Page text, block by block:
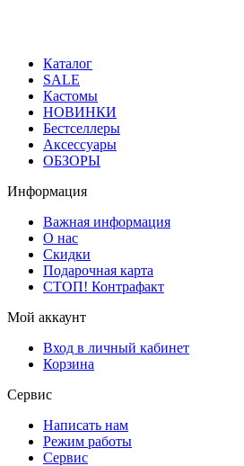
Каталог
SALE
Кастомы
НОВИНКИ
Бестселлеры
Аксессуары
ОБЗОРЫ
Информация
Важная информация
О нас
Скидки
Подарочная карта
СТОП! Контрафакт
Мой аккаунт
Вход в личный кабинет
Корзина
Сервис
Написать нам
Режим работы
Сервис